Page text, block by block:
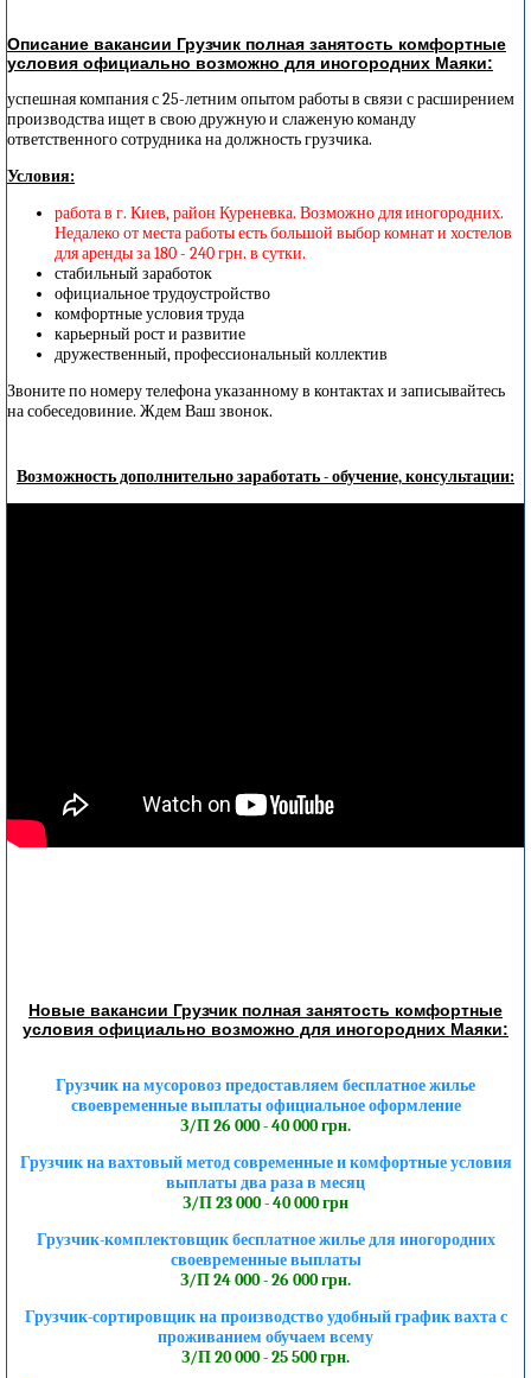
Описание вакансии Грузчик полная занятость комфортные
условия официально возможно для иногородних Маяки:
успешная компания с 25-летним опытом работы в связи с расширением
производства ищет в свою дружную и слаженую команду
ответственного сотрудника на должность грузчика.
Условия:
работа в г. Киев, район Куреневка. Возможно для иногородних.
Недалеко от места работы есть большой выбор комнат и хостелов
для аренды за 180 - 240 грн. в сутки.
стабильный заработок
официальное трудоустройство
комфортные условия труда
карьерный рост и развитие
дружественный, профессиональный коллектив
Звоните по номеру телефона указанному в контактах и записывайтесь
на собеседовиние. Ждем Ваш звонок.
Возможность дополнительно заработать - обучение, консультации:
Новые вакансии Грузчик полная занятость комфортные
условия официально возможно для иногородних Маяки:
Грузчик на мусоровоз предоставляем бесплатное жилье
своевременные выплаты официальное оформление
З/П 26 000 - 40 000 грн.
Грузчик на вахтовый метод современные и комфортные условия
выплаты два раза в месяц
З/П 23 000 - 40 000 грн
Грузчик-комплектовщик бесплатное жилье для иногородних
своевременные выплаты
З/П 24 000 - 26 000 грн.
Грузчик-сортировщик на производство удобный график вахта с
проживанием обучаем всему
З/П 20 000 - 25 500 грн.